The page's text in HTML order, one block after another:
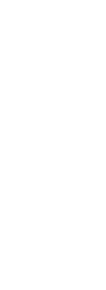
servicios de TI
incidentes
resolución de
preciso,
la
con componentes